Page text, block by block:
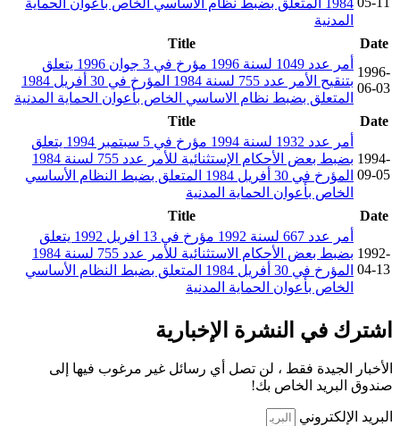
المدنية
Date
Title
1996-
06-03
أمر عدد 1049 لسنة 1996 مؤرخ في 3 جوان 1996 يتعلق
بتنقيح الأمر عدد 755 لسنة 1984 المؤرخ في 30 أفريل 1984
المتعلق بضبط نظام الاساسي الخاص بأعوان الحماية المدنية
Date
Title
1994-
09-05
أمر عدد 1932 لسنة 1994 مؤرخ في 5 سبتمبر 1994 يتعلق
بضبط بعض الأحكام الإستثنائية للأمر عدد 755 لسنة 1984
المؤرخ في 30 أفريل 1984 المتعلق بضبط النظام الأساسي
الخاص بأعوان الحماية المدنية
Date
Title
1992-
04-13
أمر عدد 667 لسنة 1992 مؤرخ في 13 افريل 1992 يتعلق
بضبط بعض الأحكام الاستثنائية للأمر عدد 755 لسنة 1984
المؤرخ في 30 أفريل 1984 المتعلق بضبط النظام الأساسي
الخاص بأعوان الحماية المدنية
اشترك في النشرة الإخبارية
الأخبار الجيدة فقط ، لن تصل أي رسائل غير مرغوب فيها إلى
صندوق البريد الخاص بك!
البريد الإلكتروني